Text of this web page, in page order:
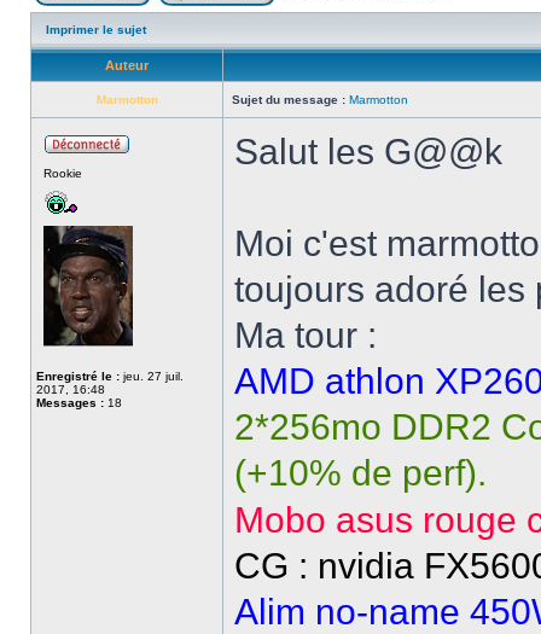
Poster un nouveau sujetRépondre au sujet
Imprimer le sujet
Auteur
Marmotton Sujet du message : Marmotton
Rookie
Enregistré le : jeu. 27 juil.
2017, 16:48
Messages : 18
Salut les G@@k
Moi c'est
toujours adoré les
Ma tour :
AMD athlon
2*256mo DDR2
(+10% de perf).
Mobo asus rouge
CG : nvidia
Alim no-name